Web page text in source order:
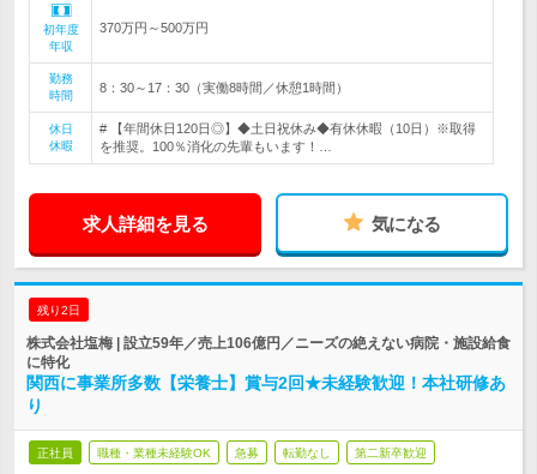
初年度
年収
370万円～500万円
勤務
時間
8：30～17：30（実働8時間／休憩1時間）
休日
休暇
# 【年間休日120日◎】◆土日祝休み◆有休休暇（10日）※取得
を推奨。100％消化の先輩もいます！…
求人詳細を見る 気になる
残り2日
株式会社塩梅 | 設立59年／売上106億円／ニーズの絶えない病院・施設給食
に特化
関西に事業所多数【栄養士】賞与2回★未経験歓迎！本社研修あ
り
正社員 職種・業種未経験OK 急募 転勤なし 第二新卒歓迎